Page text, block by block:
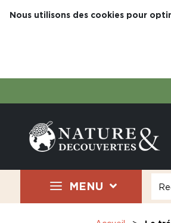
Nous utilisons des cookies pour
MENU